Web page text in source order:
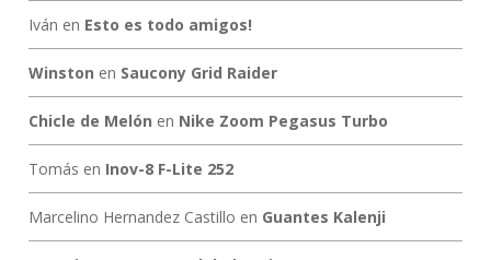
Iván en Esto es todo amigos!
Winston en Saucony Grid Raider
Chicle de Melón en Nike Zoom Pegasus Turbo
Tomás en Inov-8 F-Lite 252
Marcelino Hernandez Castillo en Guantes Kalenji